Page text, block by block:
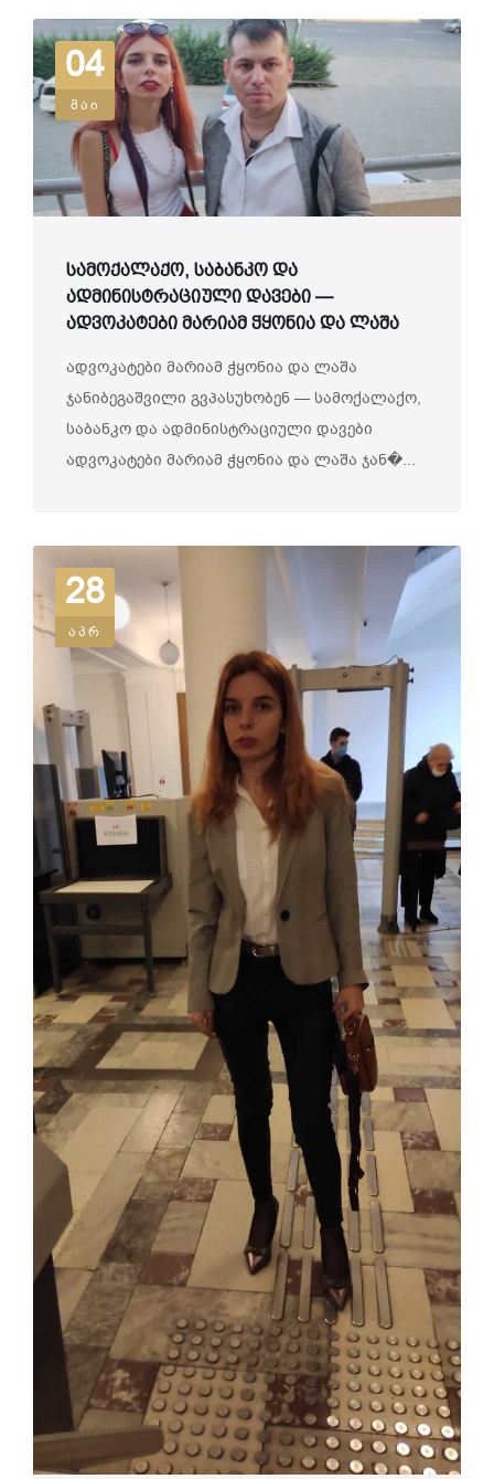
04
მაი
სამოქალაქო, საბანკო და
ადმინისტრაციული დავები —
ადვოკატები მარიამ ჭყონია და ლაშა
ადვოკატები მარიამ ჭყონია და ლაშა
ჯანიბეგაშვილი გვპასუხობენ — სამოქალაქო,
საბანკო და ადმინისტრაციული დავები
ადვოკატები მარიამ ჭყონია და ლაშა ჯან�...
28
აპრ